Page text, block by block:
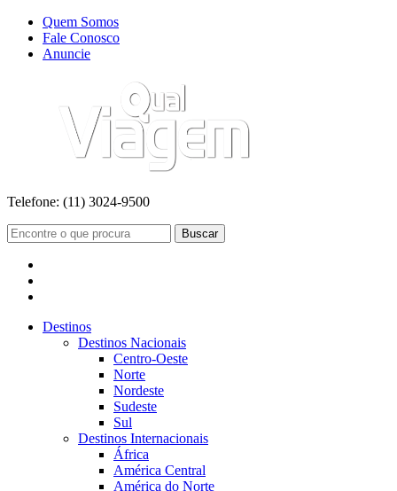
Quem Somos
Fale Conosco
Anuncie
Telefone: (11) 3024-9500
Buscar
Destinos
Destinos Nacionais
Centro-Oeste
Norte
Nordeste
Sudeste
Sul
Destinos Internacionais
África
América Central
América do Norte